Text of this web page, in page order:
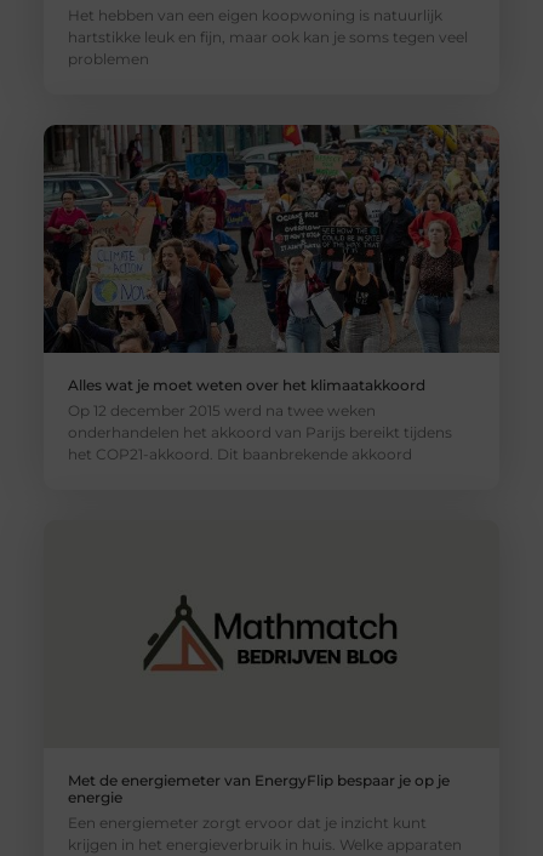
Het hebben van een eigen koopwoning is natuurlijk
hartstikke leuk en fijn, maar ook kan je soms tegen veel
problemen
Alles wat je moet weten over het klimaatakkoord
Op 12 december 2015 werd na twee weken
onderhandelen het akkoord van Parijs bereikt tijdens
het COP21-akkoord. Dit baanbrekende akkoord
Met de energiemeter van EnergyFlip bespaar je op je
energie
Een energiemeter zorgt ervoor dat je inzicht kunt
krijgen in het energieverbruik in huis. Welke apparaten